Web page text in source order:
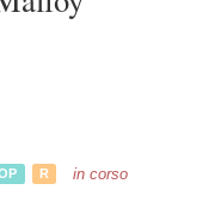
R in corso